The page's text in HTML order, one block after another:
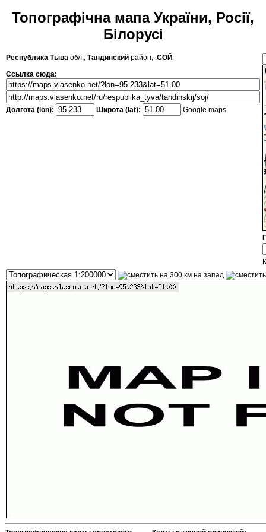
Топографічна мапа України, Росії,
Білорусі
Республика Тыва обл., Тандинский район, .СОЙ
Ссылка сюда:
Долгота (lon): Широта (lat): Google maps